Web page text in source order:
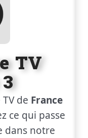
TV
de France
ce qui passe
dans notre